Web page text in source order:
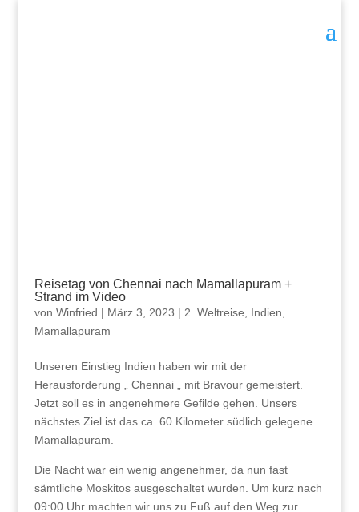
Reisetag von Chennai nach Mamallapuram +
Strand im Video
von Winfried | März 3, 2023 | 2. Weltreise, Indien,
Mamallapuram
Unseren Einstieg Indien haben wir mit der
Herausforderung „ Chennai „ mit Bravour gemeistert.
Jetzt soll es in angenehmere Gefilde gehen. Unsers
nächstes Ziel ist das ca. 60 Kilometer südlich gelegene
Mamallapuram.
Die Nacht war ein wenig angenehmer, da nun fast
sämtliche Moskitos ausgeschaltet wurden. Um kurz nach
09:00 Uhr machten wir uns zu Fuß auf den Weg zur